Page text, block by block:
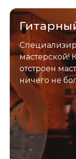
мастерской!
отстроен
ничего не